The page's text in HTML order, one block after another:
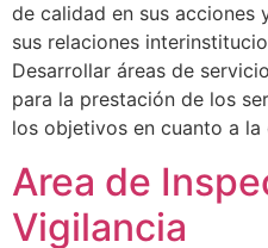
de calidad en sus acciones
sus relaciones
Desarrollar áreas de
para la prestación de los
los objetivos en cuanto a la
Area de
Vigilancia